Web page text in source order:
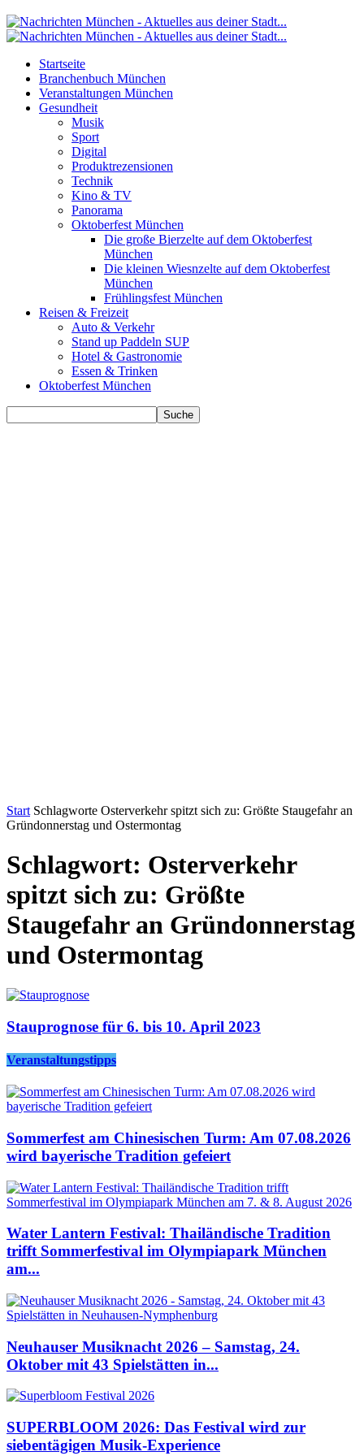
Startseite
Branchenbuch München
Veranstaltungen München
Gesundheit
Musik
Sport
Digital
Produktrezensionen
Technik
Kino & TV
Panorama
Oktoberfest München
Die große Bierzelte auf dem Oktoberfest
München
Die kleinen Wiesnzelte auf dem Oktoberfest
München
Frühlingsfest München
Reisen & Freizeit
Auto & Verkehr
Stand up Paddeln SUP
Hotel & Gastronomie
Essen & Trinken
Oktoberfest München
Start Schlagworte Osterverkehr spitzt sich zu: Größte Staugefahr an
Gründonnerstag und Ostermontag
Schlagwort: Osterverkehr
spitzt sich zu: Größte
Staugefahr an Gründonnerstag
und Ostermontag
Stauprognose für 6. bis 10. April 2023
Veranstaltungstipps
Sommerfest am Chinesischen Turm: Am 07.08.2026
wird bayerische Tradition gefeiert
Water Lantern Festival: Thailändische Tradition
trifft Sommerfestival im Olympiapark München
am...
Neuhauser Musiknacht 2026 – Samstag, 24.
Oktober mit 43 Spielstätten in...
SUPERBLOOM 2026: Das Festival wird zur
siebentägigen Musik-Experience